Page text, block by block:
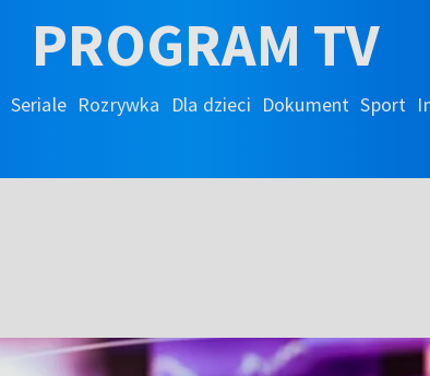
PROGRAM TV
Seriale Rozrywka Dla dzieci Dokument Sport